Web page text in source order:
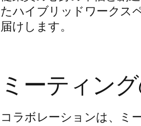
たハイブリッドワークス
届けします。
ミーティン
コラボレーションは、ミ